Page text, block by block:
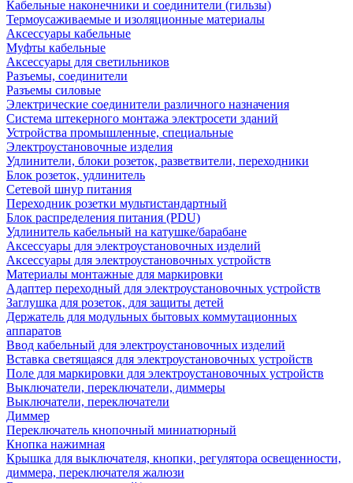
Кабельные наконечники и соединители (гильзы)
Термоусаживаемые и изоляционные материалы
Аксессуары кабельные
Муфты кабельные
Аксессуары для светильников
Разъемы, соединители
Разъемы силовые
Электрические соединители различного назначения
Система штекерного монтажа электросети зданий
Устройства промышленные, специальные
Электроустановочные изделия
Удлинители, блоки розеток, разветвители, переходники
Блок розеток, удлинитель
Сетевой шнур питания
Переходник розетки мультистандартный
Блок распределения питания (PDU)
Удлинитель кабельный на катушке/барабане
Аксессуары для электроустановочных изделий
Аксессуары для электроустановочных устройств
Материалы монтажные для маркировки
Адаптер переходный для электроустановочных устройств
Заглушка для розеток, для защиты детей
Держатель для модульных бытовых коммутационных
аппаратов
Ввод кабельный для электроустановочных изделий
Вставка светящаяся для электроустановочных устройств
Поле для маркировки для электроустановочных устройств
Выключатели, переключатели, диммеры
Выключатели, переключатели
Диммер
Переключатель кнопочный миниатюрный
Кнопка нажимная
Крышка для выключателя, кнопки, регулятора освещенности,
диммера, переключателя жалюзи